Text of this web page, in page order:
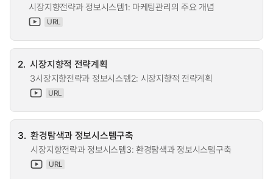
시장지향전략과 정보시스템1: 마케팅관리의 주요 개념
URL
2. 시장지향적 전략계획
3시장지향전략과 정보시스템2: 시장지향적 전략계획
URL
3. 환경탐색과 정보시스템구축
시장지향전략과 정보시스템3: 환경탐색과 정보시스템구축
URL